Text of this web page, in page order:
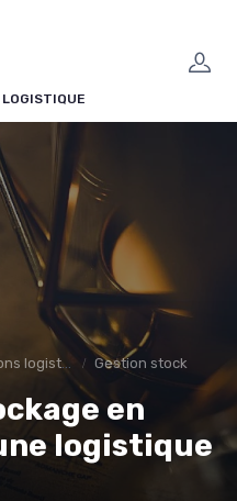
LOGISTIQUE
Gestion stock
en
logistique